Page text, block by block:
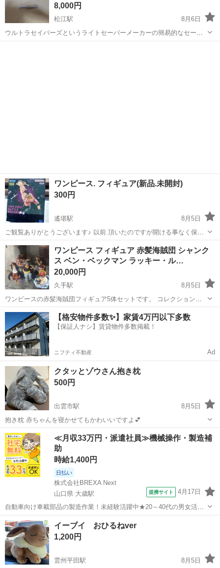
8,000円
松江駅
8月6日
ウルトラセイバーズというライトセーバーメーカーの簡易的なセーバ
ーです。 音は鳴らずブレード発光のみ 動力は単４電池×4 ブレードは
ワンピース. フィギュア(新品.未開封)
300円
遙堪駅
8月5日
ご観覧ありがとうございます♪ 以前.頂いたのですが開ける事なく保管
しておりました。 箱に多少の汚れはあると思いますが開封はしており
ません。 神経質な方はご購入を控えて下さい
島根 出雲市 遙堪駅 おもちゃ 新品
ワンピース フィギュア 赤髪海賊団 シャンク
ス ベン・ベックマン ラッキー・ル…
20,000円
久手駅
8月5日
ワンピースの赤髪海賊団フィギュア5体セットです。 コレクション整
理のため出品いたします。 画像に写っているものが全てとなります。
全て箱あります。 ショーケースにて大切に保管しておりました。 目立
った傷や汚れは見当たりま...
島根 大田市 久手駅 フィギュア 海賊
【格安物件多数✨】家賃4万円以下多数
【保証人ナシ】賃貸物件多数掲載！
ニフティ不動産 Ad
クタッとゾウさん抱き枕
500円
出雲市駅
8月5日
抱き枕 赤ちゃんを寝かせてもかわいいですよ💕
島根 出雲市 出雲市駅 おもちゃ
≪月収33万円・派遣社員≫機械操作・製造補
助
時給1,400円
日払い
株式会社BREXA Next
山口県 大歳駅
提携サイト 4月17日
自動車向け車載部品の製造作業！未経験活躍中★20～40代の男女活躍
中！友達同士での応募OK！備品付きワンルーム寮費無料！赴任旅費会
社負担！生活支援物資事前対応可◎格安食堂利用可！年間休日135日
♪《山口県山口市》 人気の工...
山口 山口市 大歳駅 その他
イーブイ おひるねver
1,200円
雲州平田駅
8月5日